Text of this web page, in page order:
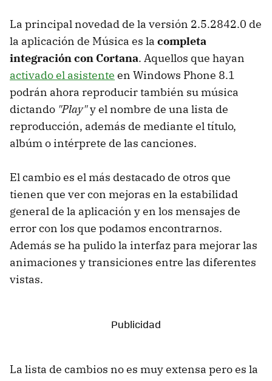
La principal novedad de la versión 2.5.2842.0 de
la aplicación de Música es la completa
integración con Cortana. Aquellos que hayan
activado el asistente en Windows Phone 8.1
podrán ahora reproducir también su música
dictando "Play"y el nombre de una lista de
reproducción, además de mediante el título,
albúm o intérprete de las canciones.
El cambio es el más destacado de otros que
tienen que ver con mejoras en la estabilidad
general de la aplicación y en los mensajes de
error con los que podamos encontrarnos.
Además se ha pulido la interfaz para mejorar las
animaciones y transiciones entre las diferentes
vistas.
La lista de cambios no es muy extensa pero es la